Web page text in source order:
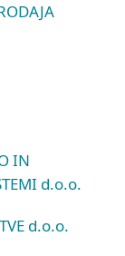
IN
d.o.o.
d.o.o.